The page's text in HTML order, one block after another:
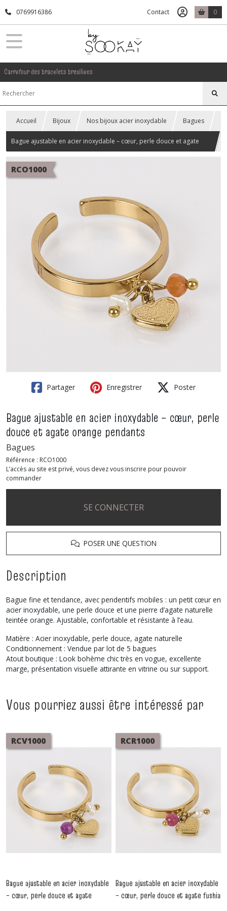
0769916386 Contact 0
Carrefour des bracelets bresiliens
Accueil Bijoux Nos bijoux acier inoxydable Bagues
Bague ajustable en acier inoxydable – cœur, perle douce et agate
orange pendants
RCO1000
Partager Enregistrer Poster
Bague ajustable en acier inoxydable – cœur, perle
douce et agate orange pendants
Bagues
Référence : RCO1000
L’accès au site est privé, vous devez vous inscrire pour pouvoir
commander
SE CONNECTER
POSER UNE QUESTION
Description
Bague fine et tendance, avec pendentifs mobiles : un petit cœur en
acier inoxydable, une perle douce et une pierre d’agate naturelle
teintée orange. Ajustable, confortable et résistante à l’eau.
Matière : Acier inoxydable, perle douce, agate naturelle
Conditionnement : Vendue par lot de 5 bagues
Atout boutique : Look bohème chic très en vogue, excellente
marge, présentation visuelle attirante en vitrine ou sur support.
Vous pourriez aussi être intéressé par
RCV1000
Bague ajustable en acier inoxydable
– cœur, perle douce et agate
RCR1000
Bague ajustable en acier inoxydable
– cœur, perle douce et agate fushia